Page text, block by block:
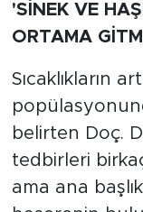
'SİNEK VE
ORTAMA
Sıcaklıkların
belirten Doç.
tedbirleri
ama ana